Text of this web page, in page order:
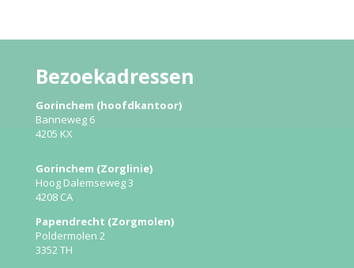
Bezoekadressen
Gorinchem (hoofdkantoor)
Banneweg 6
4205 KX
Gorinchem (Zorglinie)
Hoog Dalemseweg 3
4208 CA
Papendrecht (Zorgmolen)
Poldermolen 2
3352 TH